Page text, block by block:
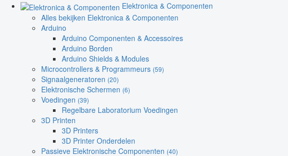
Elektronica & Componenten
Alles bekijken Elektronica & Componenten
Arduino
Arduino Componenten & Accessoires
Arduino Borden
Arduino Shields & Modules
Microcontrollers & Programmeurs (59)
Signaalgeneratoren (20)
Elektronische Schermen (6)
Voedingen (39)
Regelbare Laboratorium Voedingen
3D Printen
3D Printers
3D Printer Onderdelen
Passieve Elektronische Componenten (40)